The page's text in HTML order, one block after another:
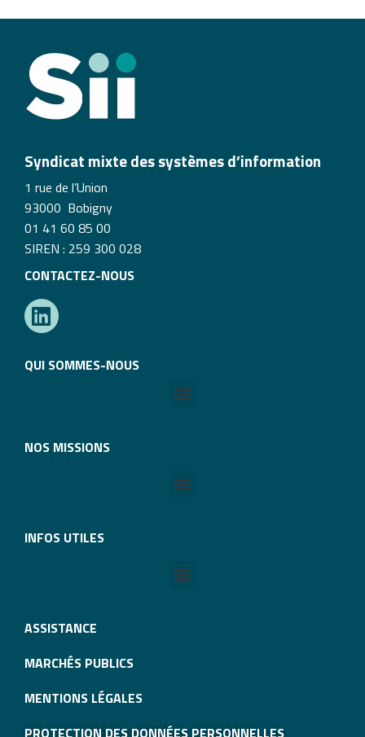
Syndicat mixte des systèmes d’information
1 rue de l’Union
93000 Bobigny
01 41 60 85 00
SIREN : 259 300 028
CONTACTEZ-NOUS
QUI SOMMES-NOUS
NOS MISSIONS
INFOS UTILES
ASSISTANCE
MARCHÉS PUBLICS
MENTIONS LÉGALES
PROTECTION DES DONNÉES PERSONNELLES